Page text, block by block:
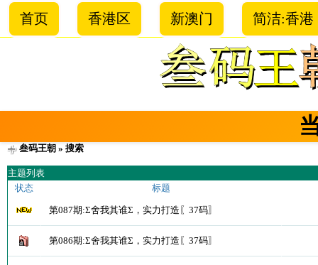
首页 香港区 新澳门 简洁:香港
叁码王朝 » 搜索
主题列表
状态
标题
第087期:Σ舍我其谁Σ，实力打造〖37码〗
第086期:Σ舍我其谁Σ，实力打造〖37码〗